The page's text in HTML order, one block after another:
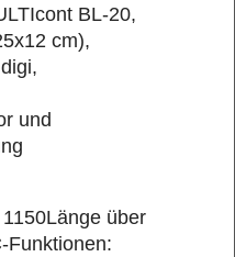
BL-20,
cm),
und
über
Funktionen: